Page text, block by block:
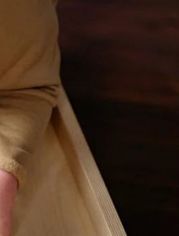
Ich habe mich beim Kurs